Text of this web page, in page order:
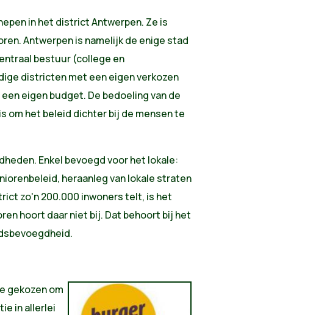
in het district Antwerpen. Ze is
Antwerpen is namelijk de enige stad
bestuur (college en
districten met een eigen verkozen
eigen budget. De bedoeling van de
om het beleid dichter bij de mensen te
Enkel bevoegd voor het lokale:
heraanleg van lokale straten
zo'n 200.000 inwoners telt, is het
hoort daar niet bij. Dat behoort bij het
gekozen om
in allerlei